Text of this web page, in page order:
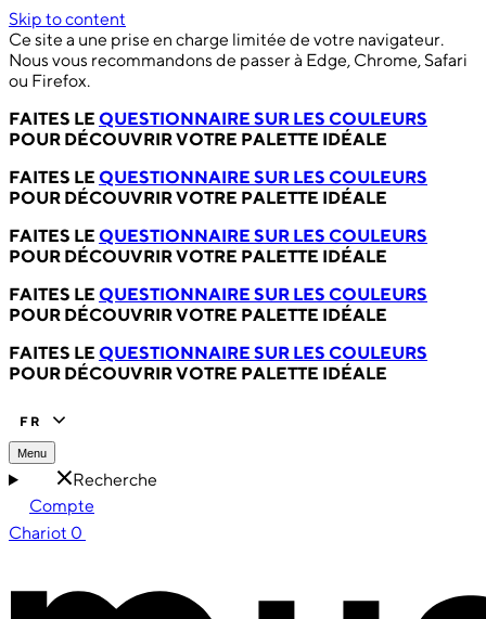
Skip to content
Ce site a une prise en charge limitée de votre navigateur.
Nous vous recommandons de passer à Edge, Chrome, Safari
ou Firefox.
FAITES LE QUESTIONNAIRE SUR LES COULEURS
POUR DÉCOUVRIR VOTRE PALETTE IDÉALE
FAITES LE QUESTIONNAIRE SUR LES COULEURS
POUR DÉCOUVRIR VOTRE PALETTE IDÉALE
FAITES LE QUESTIONNAIRE SUR LES COULEURS
POUR DÉCOUVRIR VOTRE PALETTE IDÉALE
FAITES LE QUESTIONNAIRE SUR LES COULEURS
POUR DÉCOUVRIR VOTRE PALETTE IDÉALE
FAITES LE QUESTIONNAIRE SUR LES COULEURS
POUR DÉCOUVRIR VOTRE PALETTE IDÉALE
FR
Menu
Recherche
Compte
Chariot 0